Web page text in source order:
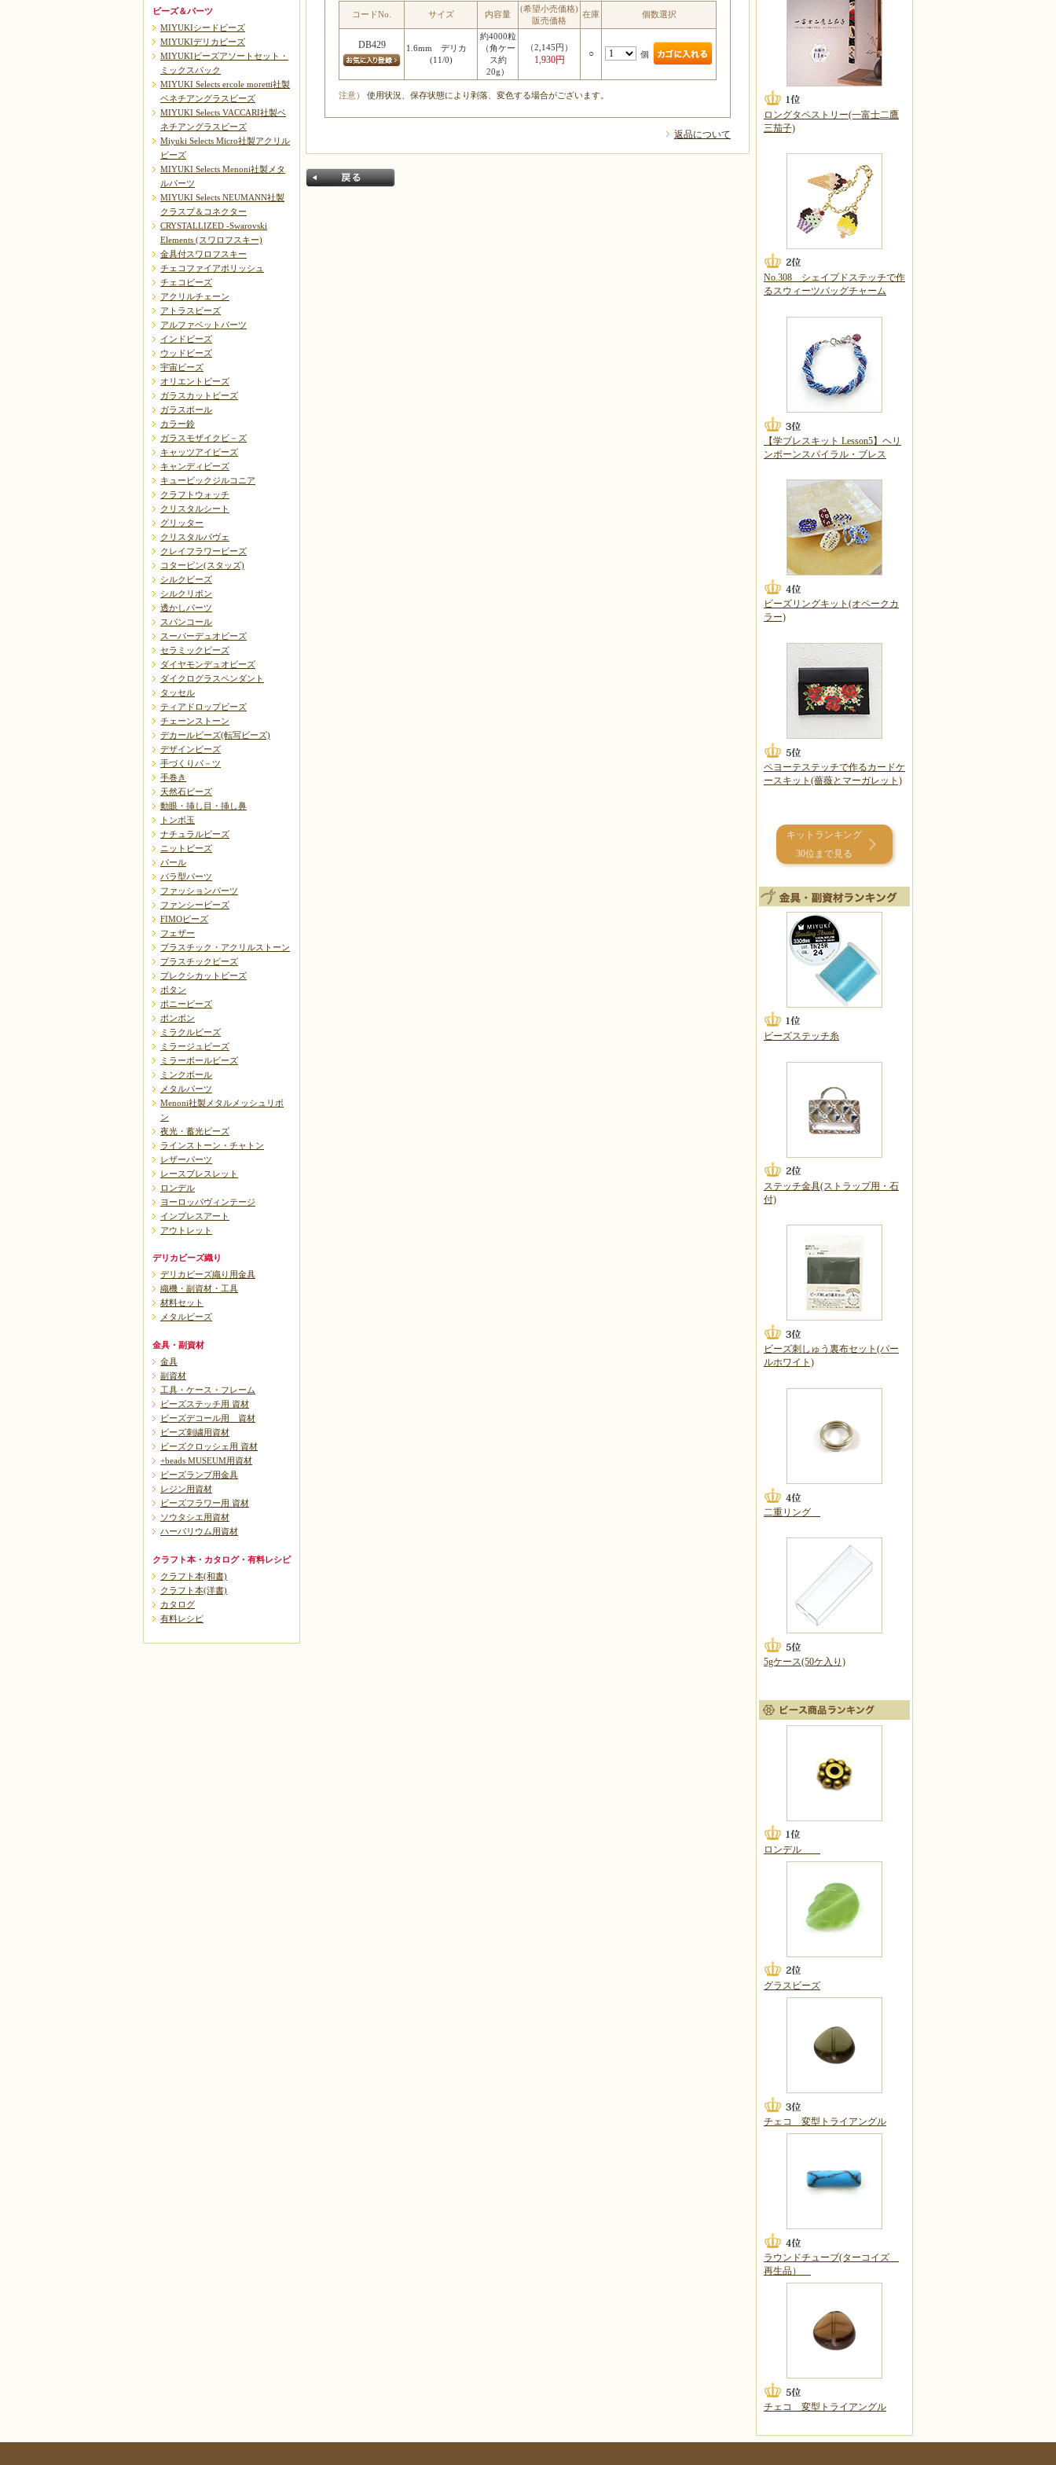
コードNo. サイズ 内容量
(希望小売価格)
販売価格
在庫 個数選択
DB429
1.6mm デリカ
(11/0)
約4000粒
（角ケー
ス約
20g）
（2,145円）
1,930円
○ 個
注意） 使用状況、保存状態により剥落、変色する場合がございます。
返品について
ビーズ＆パーツ
MIYUKIシードビーズ
MIYUKIデリカビーズ
MIYUKIビーズアソートセット・
ミックスパック
MIYUKI Selects ercole moretti社製
ベネチアングラスビーズ
MIYUKI Selects VACCARI社製ベ
ネチアングラスビーズ
Miyuki Selects Micro社製アクリル
ビーズ
MIYUKI Selects Menoni社製メタ
ルパーツ
MIYUKI Selects NEUMANN社製
クラスプ＆コネクター
CRYSTALLIZED -Swarovski
Elements (スワロフスキー)
金具付スワロフスキー
チェコファイアポリッシュ
チェコビーズ
アクリルチェーン
アトラスビーズ
アルファベットパーツ
インドビーズ
ウッドビーズ
宇宙ビーズ
オリエントビーズ
ガラスカットビーズ
ガラスボール
カラー鈴
ガラスモザイクビ－ズ
キャッツアイビーズ
キャンディビーズ
キュービックジルコニア
クラフトウォッチ
クリスタルシート
グリッター
クリスタルパヴェ
クレイフラワービーズ
コターピン(スタッズ)
シルクビーズ
シルクリボン
透かしパーツ
スパンコール
スーパーデュオビーズ
セラミックビーズ
ダイヤモンデュオビーズ
ダイクログラスペンダント
タッセル
ティアドロップビーズ
チェーンストーン
デカールビーズ(転写ビーズ)
デザインビーズ
手づくりパ－ツ
手巻き
天然石ビーズ
動眼・挿し目・挿し鼻
トンボ玉
ナチュラルビーズ
ニットビーズ
パール
バラ型パーツ
ファッションパーツ
ファンシービーズ
FIMOビーズ
フェザー
プラスチック・アクリルストーン
プラスチックビーズ
プレクシカットビーズ
ボタン
ポニービーズ
ポンポン
ミラクルビーズ
ミラージュビーズ
ミラーボールビーズ
ミンクボール
メタルパーツ
Menoni社製メタルメッシュリボ
ン
夜光・蓄光ビーズ
ラインストーン・チャトン
レザーパーツ
レースブレスレット
ロンデル
ヨーロッパヴィンテージ
インプレスアート
アウトレット
デリカビーズ織り
デリカビーズ織り用金具
織機・副資材・工具
材料セット
メタルビーズ
金具・副資材
金具
副資材
工具・ケース・フレーム
ビーズステッチ用 資材
ビーズデコール用 資材
ビーズ刺繍用資材
ビーズクロッシェ用 資材
+beads MUSEUM用資材
ビーズランプ用金具
レジン用資材
ビーズフラワー用 資材
ソウタシエ用資材
ハーバリウム用資材
クラフト本・カタログ・有料レシピ
クラフト本(和書)
クラフト本(洋書)
カタログ
有料レシピ
ロングタペストリー(一富士二鷹
三茄子)
No.308 シェイプドステッチで作
るスウィーツバッグチャーム
【学ブレスキット Lesson5】ヘリ
ンボーンスパイラル・ブレス
ビーズリングキット(オペークカ
ラー)
ペヨーテステッチで作るカードケ
ースキット(薔薇とマーガレット)
キットランキング
30位まで見る
ビーズステッチ糸
ステッチ金具(ストラップ用・石
付)
ビーズ刺しゅう裏布セット(パー
ルホワイト)
二重リング
5gケース(50ケ入り)
ロンデル
グラスビーズ
チェコ 変型トライアングル
ラウンドチューブ(ターコイズ
再生品）
チェコ 変型トライアングル